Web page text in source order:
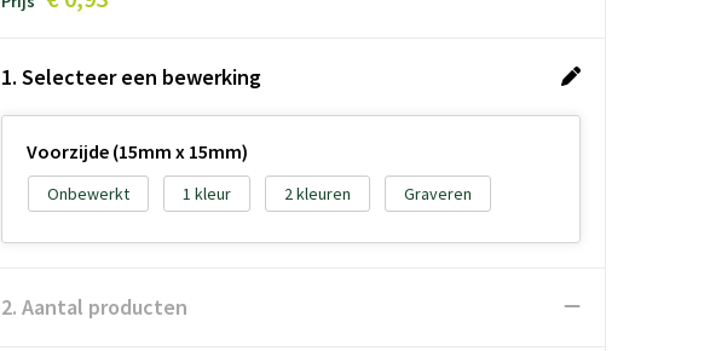
1. Selecteer een bewerking
Voorzijde (15mm x 15mm)
Onbewerkt 1 2 Graveren
2. Aantal producten